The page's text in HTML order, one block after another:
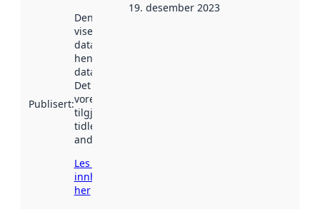
Publisert:
Denne datoen
viser når
datasettet vart
henta inn av
data.norge.no.
Det kan ha
vore
tilgjengeleg
tidlegare
andre stader.
Les meir om
innhenting
her
19. desember 2023